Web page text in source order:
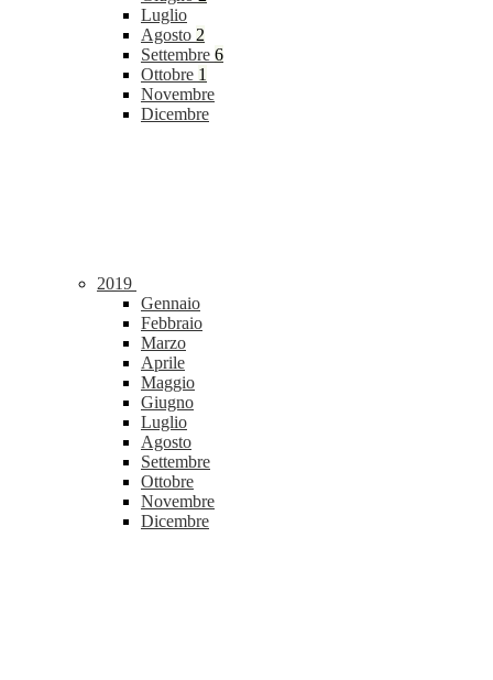
Luglio
Agosto 2
Settembre 6
Ottobre 1
Novembre
Dicembre
2019
Gennaio
Febbraio
Marzo
Aprile
Maggio
Giugno
Luglio
Agosto
Settembre
Ottobre
Novembre
Dicembre